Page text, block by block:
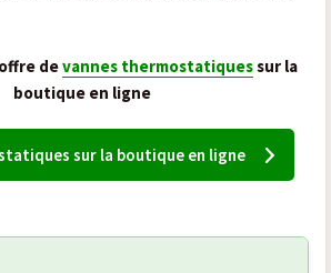
devannes thermostatiquessur la
boutique en ligne
sur la boutique en ligne